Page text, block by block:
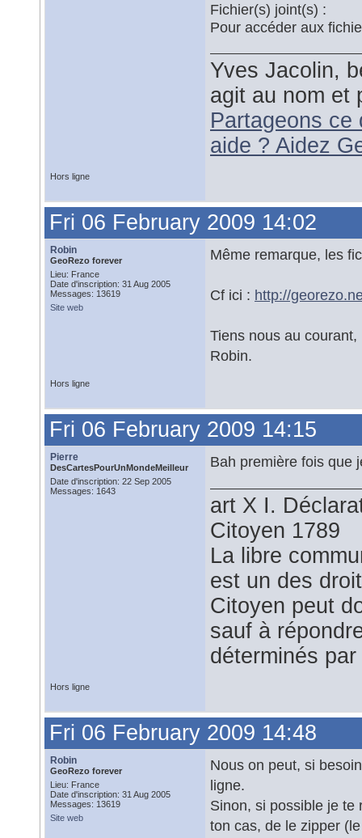
Fichier(s) joint(s) :
Pour accéder aux
Yves Jacolin,
agit au nom et
Partageons ce
aide ? Aidez
Hors ligne
Fri 06 February 2009 14:02
Robin
GeoRezo forever
Lieu: France
Date d'inscription: 31 Aug 2005
Messages: 13619
Site web
Même remarque, les
Cf ici : http://
Tiens nous au courant,
Robin.
Hors ligne
Fri 06 February 2009 14:15
Pierre
DesCartesPourUnMondeMeilleur
Date d'inscription: 22 Sep 2005
Messages: 1643
Bah première fois que
art X I.
Citoyen 1789
La libre
est un des
Citoyen peut
sauf à
déterminés
Hors ligne
Fri 06 February 2009 14:48
Robin
GeoRezo forever
Lieu: France
Date d'inscription: 31 Aug 2005
Messages: 13619
Site web
Nous on peut, si
ligne.
Sinon, si possible je te
ton cas, de le zipper